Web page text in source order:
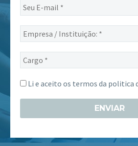
Seu
E-
mail
Empresa
/
Instituição:
Cargo
*
Li e aceito os termos da politica